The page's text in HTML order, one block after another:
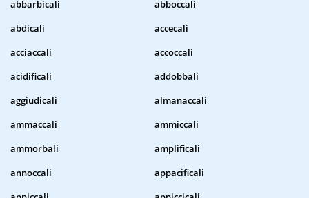
abbarbicali
abboccali
abdicali
accecali
acciaccali
accoccali
acidificali
addobbali
aggiudicali
almanaccali
ammaccali
ammiccali
ammorbali
amplificali
annoccali
appacificali